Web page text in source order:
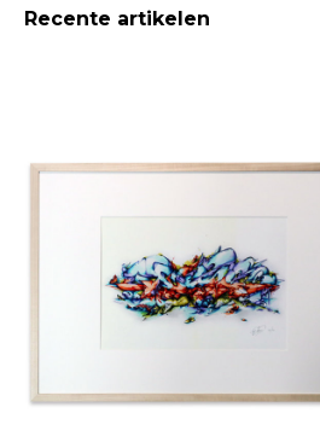
Recente artikelen